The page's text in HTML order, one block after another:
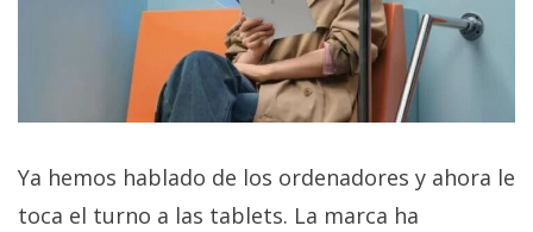
Ya hemos hablado de los ordenadores y ahora le
toca el turno a las tablets. La marca ha